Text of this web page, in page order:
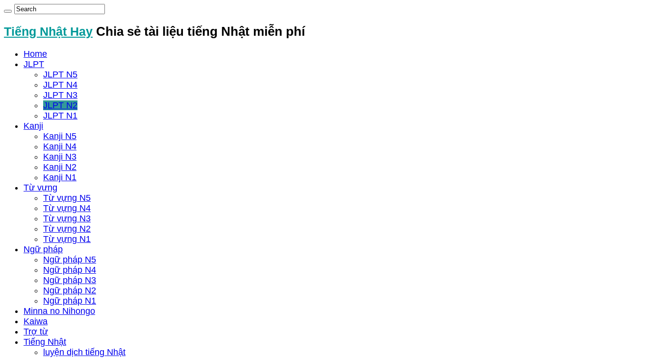
Tiếng Nhật Hay Chia sẻ tài liệu tiếng Nhật miễn phí
Home
JLPT
JLPT N5
JLPT N4
JLPT N3
JLPT N2
JLPT N1
Kanji
Kanji N5
Kanji N4
Kanji N3
Kanji N2
Kanji N1
Từ vựng
Từ vựng N5
Từ vựng N4
Từ vựng N3
Từ vựng N2
Từ vựng N1
Ngữ pháp
Ngữ pháp N5
Ngữ pháp N4
Ngữ pháp N3
Ngữ pháp N2
Ngữ pháp N1
Minna no Nihongo
Kaiwa
Trợ từ
Tiếng Nhật
luyện dịch tiếng Nhật